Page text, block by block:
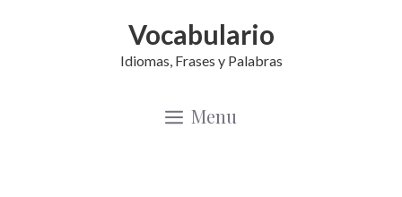
Vocabulario
Idiomas, Frases y Palabras
Menu